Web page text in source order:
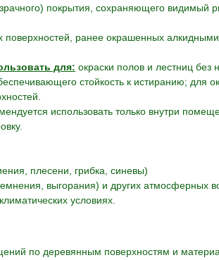
покрытия, сохраняющего видимый
ранее окрашенных
для: окраски полов и лестниц без
стойкость к истиранию; для
использовать только внутри
плесени, грибка, синевы)
выгорания) и других атмосферных
условиях.
по деревянным поверхностям и